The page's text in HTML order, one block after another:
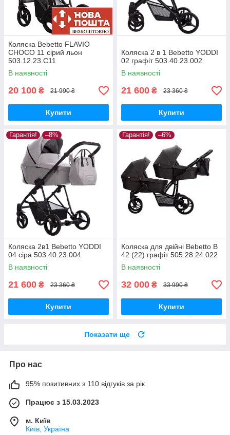
Коляска Bebetto FLAVIO
CHOCO 11 сірий льон
503.12.23.C11
В наявності
20 100 ₴ 21 990 ₴
Купити
Коляска 2 в 1 Bebetto YODDI
02 графіт 503.40.23.002
В наявності
21 600 ₴ 23 360 ₴
Купити
Гарантія! –8%
Коляска 2в1 Bebetto YODDI
04 сіра 503.40.23.004
В наявності
21 600 ₴ 23 360 ₴
Купити
Гарантія! –6%
Коляска для двійні Bebetto B
42 (22) графіт 505.28.24.022
В наявності
32 000 ₴ 33 990 ₴
Купити
Показати ще
Про нас
95% позитивних з 110 відгуків за рік
Працює з 15.03.2023
м. Київ
Київ, Україна